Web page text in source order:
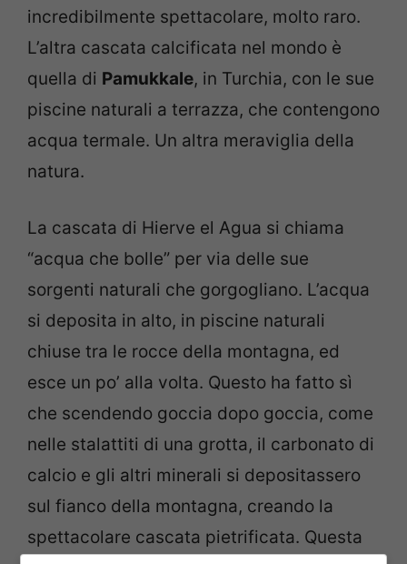
incredibilmente spettacolare, molto raro.
L’altra cascata calcificata nel mondo è
quella di Pamukkale, in Turchia, con le sue
piscine naturali a terrazza, che contengono
acqua termale. Un altra meraviglia della
natura.
La cascata di Hierve el Agua si chiama
“acqua che bolle” per via delle sue
sorgenti naturali che gorgogliano. L’acqua
si deposita in alto, in piscine naturali
chiuse tra le rocce della montagna, ed
esce un po’ alla volta. Questo ha fatto sì
che scendendo goccia dopo goccia, come
nelle stalattiti di una grotta, il carbonato di
calcio e gli altri minerali si depositassero
sul fianco della montagna, creando la
spettacolare cascata pietrificata. Questa